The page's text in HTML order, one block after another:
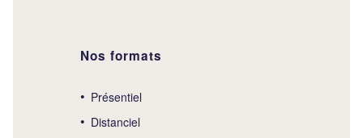
Nos formats
Présentiel
Distanciel